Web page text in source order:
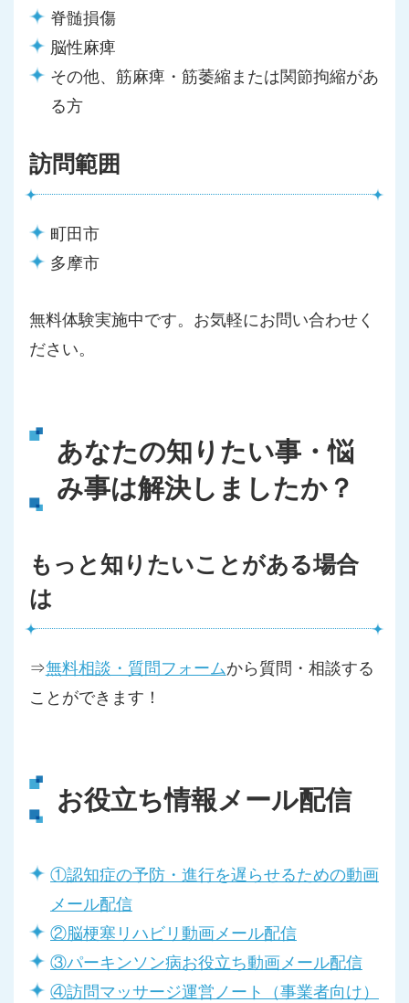
脊髄損傷
脳性麻痺
その他、筋麻痺・筋萎縮または関節拘縮があ
る方
訪問範囲
町田市
多摩市
無料体験実施中です。お気軽にお問い合わせく
ださい。
あなたの知りたい事・悩
み事は解決しましたか？
もっと知りたいことがある場合
は
⇒無料相談・質問フォームから質問・相談する
ことができます！
お役立ち情報メール配信
①認知症の予防・進行を遅らせるための動画
メール配信
②脳梗塞リハビリ動画メール配信
③パーキンソン病お役立ち動画メール配信
④訪問マッサージ運営ノート（事業者向け）